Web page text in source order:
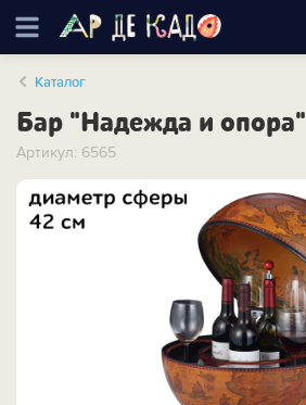
Каталог
Бар "Надежда и опора"
Артикул: 6565